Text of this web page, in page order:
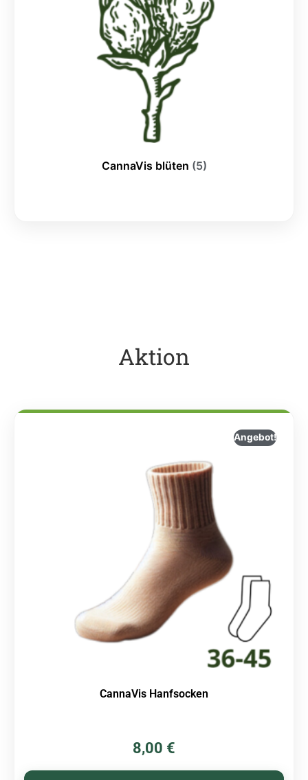
CannaVis blüten (5)
Aktion
Angebot!
CannaVis Hanfsocken
8,00 €